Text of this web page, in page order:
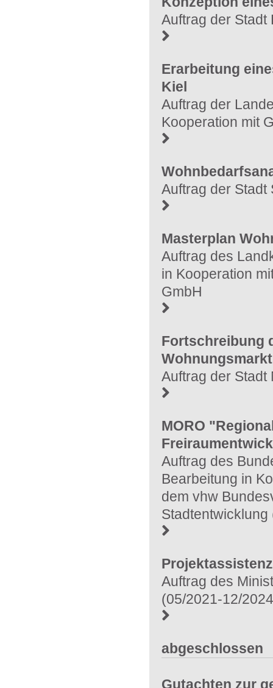
Auftrag der
Erarbeitung
Kiel
Auftrag der
Kooperation mit
Auftrag der Stadt
Masterplan
Auftrag des
in Kooperation
GmbH
Fortschreibung
Auftrag der
MORO
Auftrag des
Bearbeitung in
dem vhw
Auftrag des
(05/2021-12/
abgeschlossen
Gutachten zur